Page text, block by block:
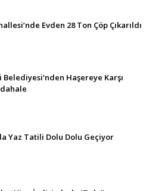
Evden 28 Ton Çöp Çıkarıldı
Belediyesi’nden Haşereye Karşı
Yaz Tatili Dolu Dolu Geçiyor